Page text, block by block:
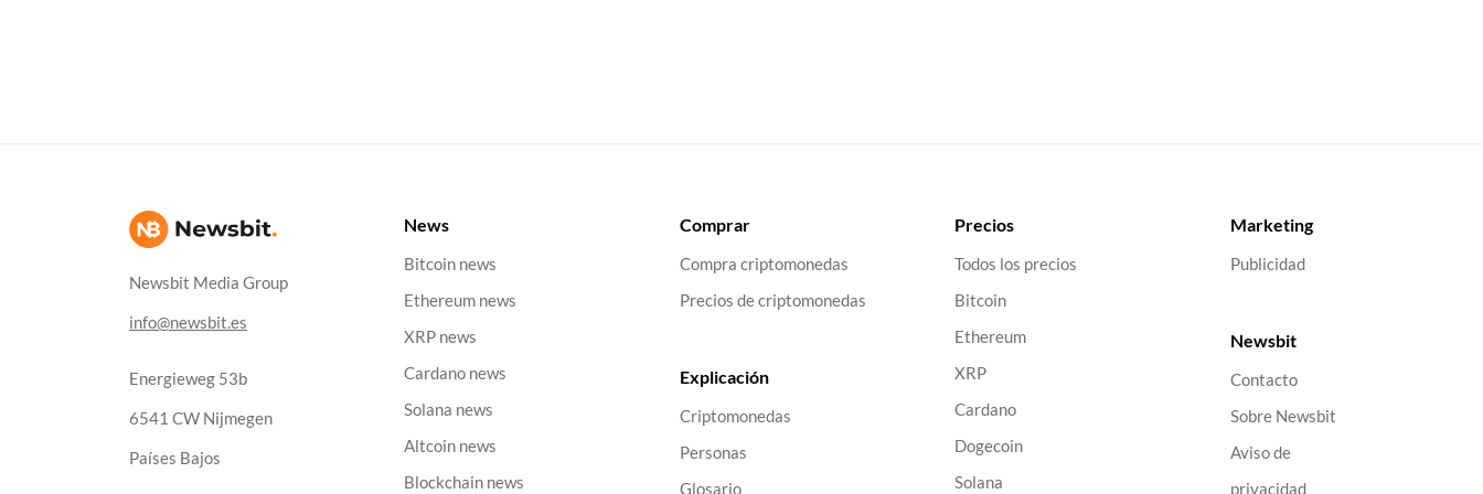
Newsbit Media Group
info@newsbit.es
Energieweg 53b
6541 CW Nijmegen
Países Bajos
News
Bitcoin news
Ethereum news
XRP news
Cardano news
Solana news
Altcoin news
Blockchain news
Comprar
Compra criptomonedas
Precios de criptomonedas
Explicación
Criptomonedas
Personas
Glosario
Precios
Todos los precios
Bitcoin
Ethereum
XRP
Cardano
Dogecoin
Solana
Marketing
Publicidad
Newsbit
Contacto
Sobre Newsbit
Aviso de
privacidad